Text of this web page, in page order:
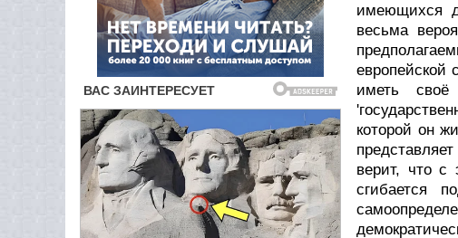
имеющихся
весьма
европейской
иметь своё
которой он
верит, что с
сгибается